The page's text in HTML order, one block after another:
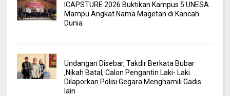
ICAPSTURE 2026 Buktikan Kampus 5 UNESA
Mampu Angkat Nama Magetan di Kancah
Dunia
Undangan Disebar, Takdir Berkata Bubar
,Nikah Batal, Calon Pengantin Laki- Laki
Dilaporkan Polisi Gegara Menghamili Gadis
lain